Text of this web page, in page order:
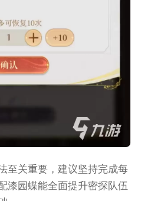
至关重要，建议坚持完成每
漆园蝶能全面提升密探队伍